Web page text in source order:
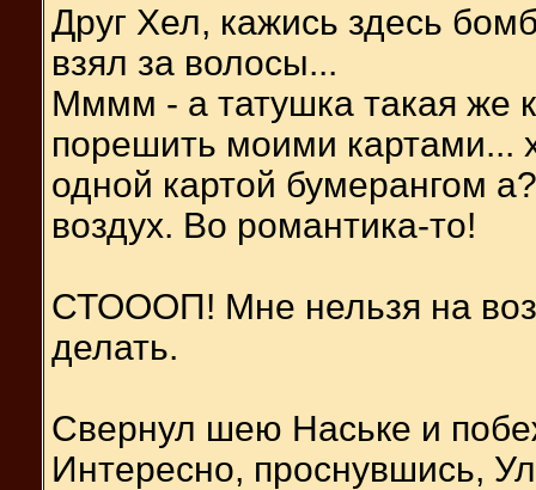
Друг Хел, кажись здесь
взял за волосы...
Мммм - а татушка такая же
порешить моими картами...
одной картой бумерангом
воздух. Во романтика-то!
СТОООП! Мне нельзя на
делать.
Свернул шею Наське и
Интересно, проснувшись,